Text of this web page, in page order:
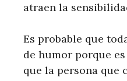
atraen la
Es probable que
de humor porque
que la persona que